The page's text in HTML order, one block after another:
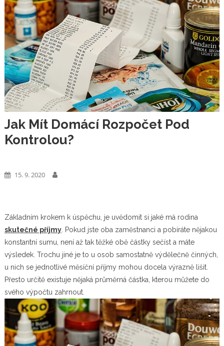
Jak Mít Domácí Rozpočet Pod
Kontrolou?
15. 9. 2020
Základním krokem k úspěchu, je uvědomit si jaké má rodina
skutečné příjmy. Pokud jste oba zaměstnanci a pobíráte nějakou
konstantní sumu, není až tak těžké obě částky sečíst a máte
výsledek. Trochu jiné je to u osob samostatně výdělečně činných,
u nich se jednotlivé měsíční příjmy mohou docela výrazně lišit.
Přesto určitě existuje nějaká průměrná částka, kterou můžete do
svého výpočtu zahrnout.